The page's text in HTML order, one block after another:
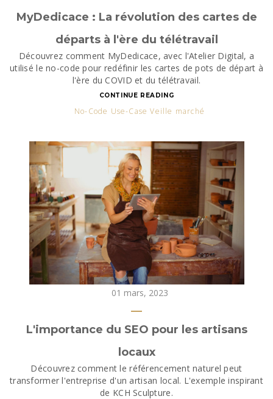
MyDedicace : La révolution des cartes de
départs à l'ère du télétravail
Découvrez comment MyDedicace, avec l'Atelier Digital, a
utilisé le no-code pour redéfinir les cartes de pots de départ à
l'ère du COVID et du télétravail.
CONTINUE READING
No-Code Use-Case Veille marché
01 mars, 2023
L'importance du SEO pour les artisans
locaux
Découvrez comment le référencement naturel peut
transformer l'entreprise d'un artisan local. L'exemple inspirant
de KCH Sculpture.